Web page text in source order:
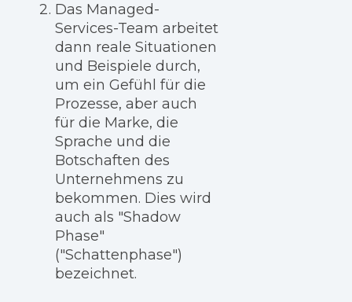
Das Managed-
Services-Team arbeitet
dann reale Situationen
und Beispiele durch,
um ein Gefühl für die
Prozesse, aber auch
für die Marke, die
Sprache und die
Botschaften des
Unternehmens zu
bekommen. Dies wird
auch als "Shadow
Phase"
("Schattenphase")
bezeichnet.